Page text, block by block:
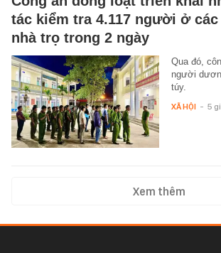
tác kiểm tra 4.117 người ở
nhà trọ trong 2 ngày
Qua đó,
người
túy.
XÃ HỘI - 5
Xem thêm